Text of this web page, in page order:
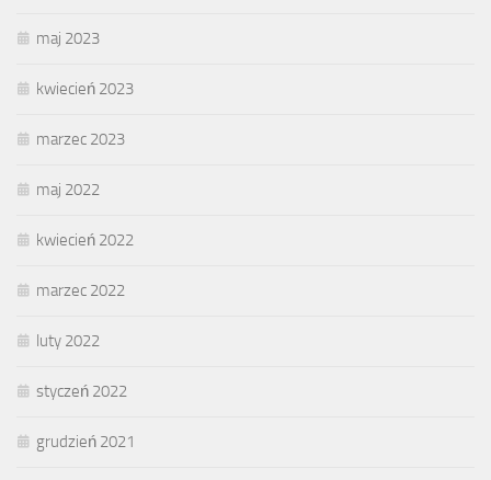
maj 2023
kwiecień 2023
marzec 2023
maj 2022
kwiecień 2022
marzec 2022
luty 2022
styczeń 2022
grudzień 2021